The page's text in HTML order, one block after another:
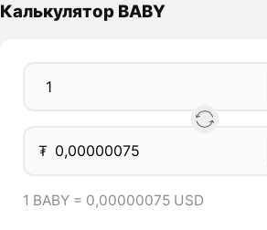
Калькулятор BABY
₮
1 BABY = 0,00000075 USD